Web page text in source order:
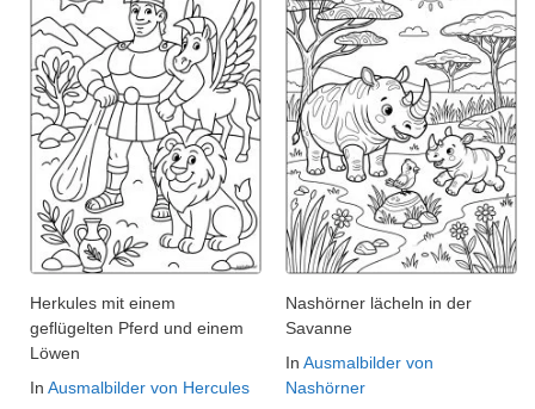
Herkules mit einem
geflügelten Pferd und einem
Löwen
In Ausmalbilder von Hercules
Nashörner lächeln in der
Savanne
In Ausmalbilder von
Nashörner